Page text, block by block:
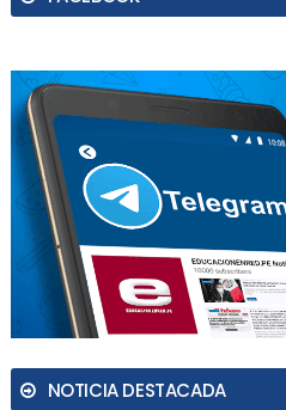
NOTICIA DESTACADA